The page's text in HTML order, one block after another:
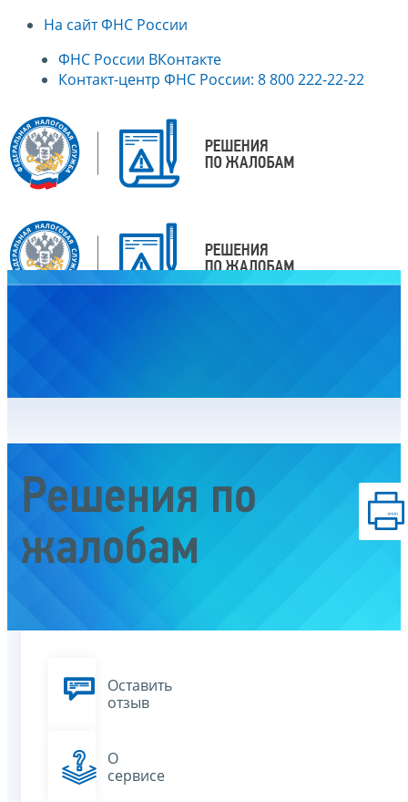
На сайт ФНС России
ФНС России ВКонтакте
Контакт-центр ФНС России: 8 800 222-22-22
Решения по
жалобам
Оставить
отзыв
О
сервисе